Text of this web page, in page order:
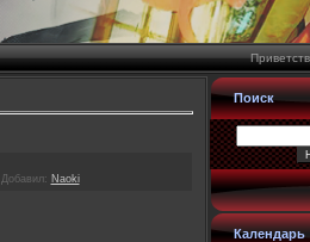
Добавил: Naoki
Поиск
Календарь